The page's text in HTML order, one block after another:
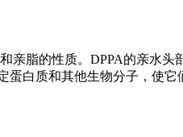
亲脂的性质。DPPA的亲水
白质和其他生物分子，使它